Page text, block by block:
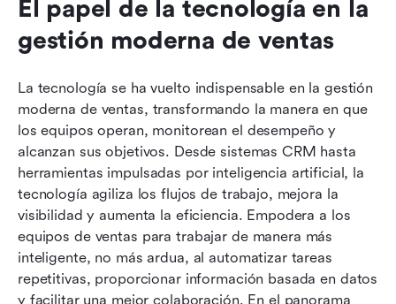
El papel de la tecnología en la
gestión moderna de ventas
La tecnología se ha vuelto indispensable en la gestión
moderna de ventas, transformando la manera en que
los equipos operan, monitorean el desempeño y
alcanzan sus objetivos. Desde sistemas CRM hasta
herramientas impulsadas por inteligencia artificial, la
tecnología agiliza los flujos de trabajo, mejora la
visibilidad y aumenta la eficiencia. Empodera a los
equipos de ventas para trabajar de manera más
inteligente, no más ardua, al automatizar tareas
repetitivas, proporcionar información basada en datos
y facilitar una mejor colaboración. En el panorama